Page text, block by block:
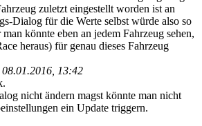
zuletzt eingestellt worden ist an
Dialog für die Werte selbst würde also so
könnte eben an jedem Fahrzeug sehen,
heraus) für genau dieses Fahrzeug
08.01.2016, 13:42
nicht ändern magst könnte man nicht
ein Update triggern.